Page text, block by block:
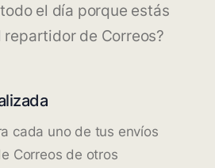
el día porque estás
repartidor de Correos?
cada uno de tus envíos
Correos de otros